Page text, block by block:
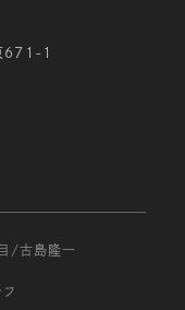
671-1
/古島隆一
フ